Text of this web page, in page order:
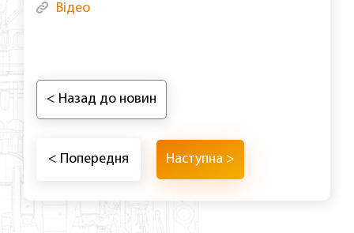
Відео
< Назад до новин
< Попередня Наступна >